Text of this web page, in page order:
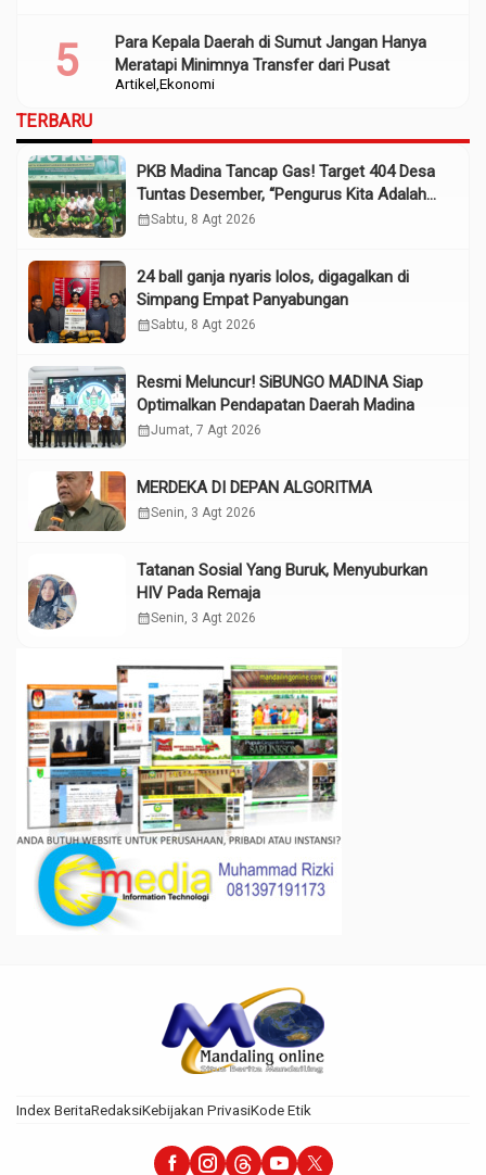
Artikel Ekonomi
Para Kepala Daerah di Sumut Jangan Hanya
Meratapi Minimnya Transfer dari Pusat
TERBARU
PKB Madina Tancap Gas! Target 404 Desa
Tuntas Desember, “Pengurus Kita Adalah
Tokoh”
calendar_monthSabtu, 8 Agt 2026
24 ball ganja nyaris lolos, digagalkan di
Simpang Empat Panyabungan
calendar_monthSabtu, 8 Agt 2026
Resmi Meluncur! SiBUNGO MADINA Siap
Optimalkan Pendapatan Daerah Madina
calendar_monthJumat, 7 Agt 2026
MERDEKA DI DEPAN ALGORITMA
calendar_monthSenin, 3 Agt 2026
Tatanan Sosial Yang Buruk, Menyuburkan
HIV Pada Remaja
calendar_monthSenin, 3 Agt 2026
Index BeritaRedaksiKebijakan PrivasiKode Etik